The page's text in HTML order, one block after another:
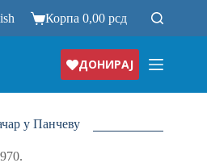
Корпа0,00рсд
ДОНИРАЈ
у Панчеву